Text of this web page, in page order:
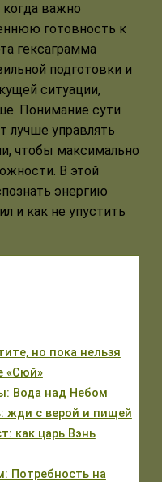
важно
готовность к
гексаграмма
подготовки и
ситуации,
Понимание сути
лучше управлять
чтобы максимально
В этой
энергию
и как не упустить
но пока нельзя
«Сюй»
Вода над Небом
жди с верой и пищей
как царь Вэнь
Потребность на